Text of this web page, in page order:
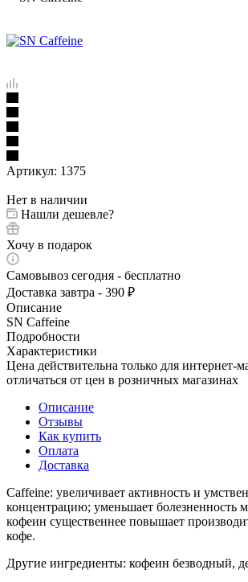
Артикул: 1375
Нет в наличии
Нашли дешевле?
Хочу в подарок
Самовывоз сегодня - бесплатно
Доставка завтра - 390 ₽
Описание
SN Caffeine
Подробности
Характеристики
Цена действительна только для интернет-
отличаться от цен в розничных магазинах
Описание
Отзывы
Как купить
Оплата
Доставка
Caffeine: увеличивает активность и
концентрацию; уменьшает болезненность
кофеин существеннее повышает
кофе.
Другие ингредиенты: кофеин безводный,